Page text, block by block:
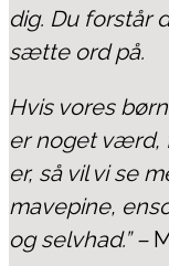
dig. Du forstår
sætte ord på.
Hvis vores
er noget værd,
er, så vil vi se
mavepine,
og selvhad.” –